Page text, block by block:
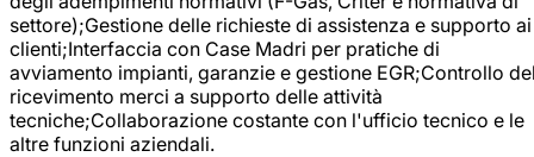
settore);Gestione delle richieste di assistenza e supporto ai
clienti;Interfaccia con Case Madri per pratiche di
avviamento impianti, garanzie e gestione EGR;Controllo
ricevimento merci a supporto delle attività
tecniche;Collaborazione costante con l'ufficio tecnico e le
altre funzioni aziendali.